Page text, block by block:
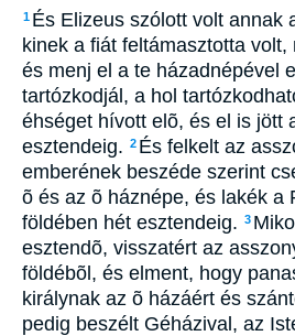
1 És Elizeus szólott volt annak
kinek a fiát feltámasztotta volt,
és menj el a te házadnépével
tartózkodjál, a hol
éhséget hívott elõ, és el is jött
esztendeig. 2 És felkelt az
emberének beszéde szerint
õ és az õ háznépe, és lakék a
földében hét esztendeig. 3
esztendõ, visszatért az
földébõl, és elment, hogy
királynak az õ házáért és
pedig beszélt Géházival, az